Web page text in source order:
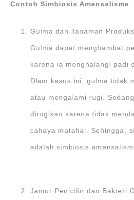
Contoh Simbiosis Amensalisme
Gulma dan Tanaman
Gulma dapat menghambat
karena ia menghalangi padi
Dlam kasus ini, gulma tidak
atau mengalami rugi.
dirugikan karena tidak
cahaya matahai. Sehingga,
adalah simbiosis
Jamur Penicilin dan Bakteri